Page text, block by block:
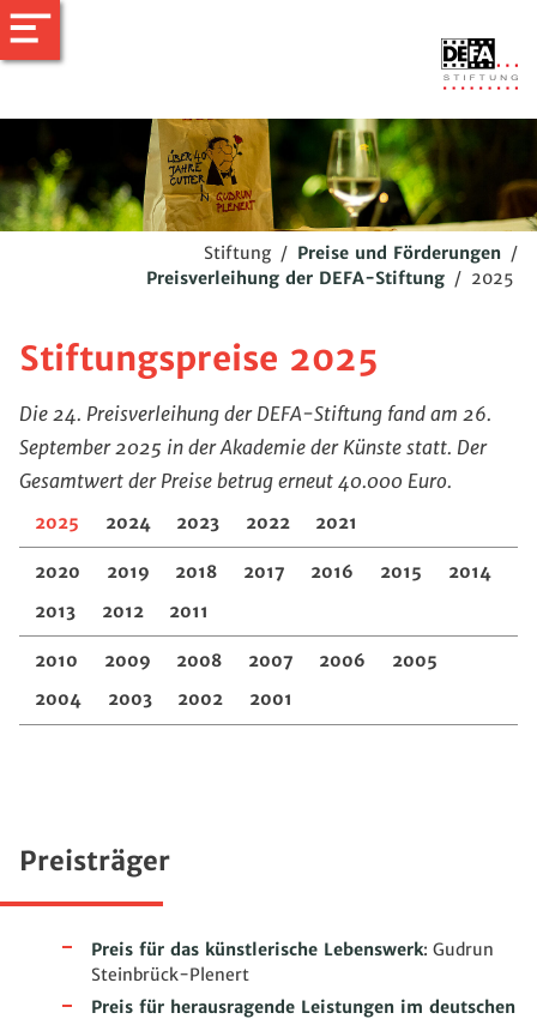
Stiftung / Preise und Förderungen /
Preisverleihung der DEFA-Stiftung / 2025
Stiftungspreise 2025
Die 24. Preisverleihung der DEFA-Stiftung fand am 26.
September 2025 in der Akademie der Künste statt. Der
Gesamtwert der Preise betrug erneut 40.000 Euro.
2025 2024 2023 2022 2021
2020 2019 2018 2017 2016 2015
2014
2013
2012 2011
2010 2009 2008 2007 2006
2005
2004
2003 2002 2001
Preisträger
Preis für das künstlerische Lebenswerk: Gudrun
Steinbrück-Plenert
Preis für herausragende Leistungen im deutschen